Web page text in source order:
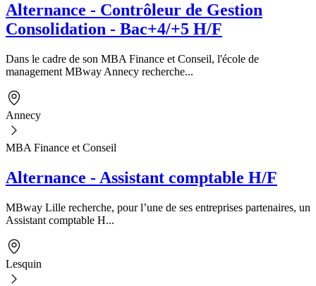
Alternance - Contrôleur de Gestion
Consolidation - Bac+4/+5 H/F
Dans le cadre de son MBA Finance et Conseil, l'école de
management MBway Annecy recherche...
Annecy
MBA Finance et Conseil
Alternance - Assistant comptable H/F
MBway Lille recherche, pour l’une de ses entreprises partenaires, un
Assistant comptable H...
Lesquin